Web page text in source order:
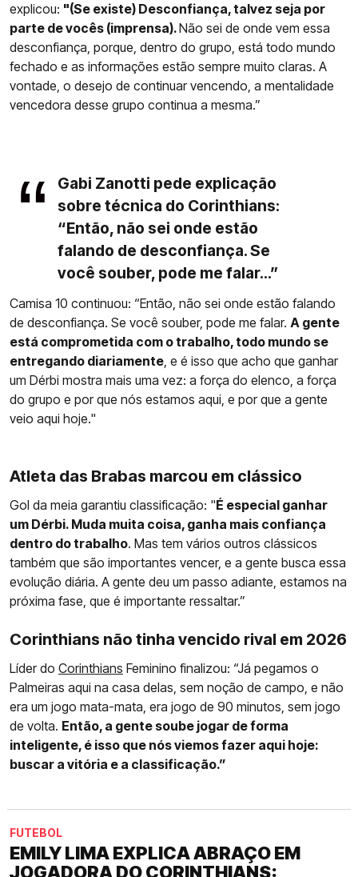
explicou: "(Se existe) Desconfiança, talvez seja por
parte de vocês (imprensa).Não sei de onde vem essa
desconfiança, porque, dentro do grupo, está todo mundo
fechado e as informações estão sempre muito claras. A
vontade, o desejo de continuar vencendo, a mentalidade
vencedora desse grupo continua a mesma.”
Gabi Zanotti pede explicação
sobre técnica do Corinthians:
“Então, não sei onde estão
falando de desconfiança. Se
você souber, pode me falar...”
Camisa 10 continuou: “Então, não sei onde estão falando
de desconfiança. Se você souber, pode me falar. A gente
está comprometida com o trabalho, todo mundo se
entregando diariamente, e é isso que acho que ganhar
um Dérbi mostra mais uma vez: a força do elenco, a força
do grupo e por que nós estamos aqui, e por que a gente
veio aqui hoje."
Atleta das Brabas marcou em clássico
Gol da meia garantiu classificação: "É especial ganhar
um Dérbi. Muda muita coisa, ganha mais confiança
dentro do trabalho. Mas tem vários outros clássicos
também que são importantes vencer, e a gente busca essa
evolução diária. A gente deu um passo adiante, estamos na
próxima fase, que é importante ressaltar.”
Corinthians não tinha vencido rival em 2026
Líder do Corinthians Feminino finalizou: “Já pegamos o
Palmeiras aqui na casa delas, sem noção de campo, e não
era um jogo mata-mata, era jogo de 90 minutos, sem jogo
de volta. Então, a gente soube jogar de forma
inteligente, é isso que nós viemos fazer aqui hoje:
buscar a vitória e a classificação.”
FUTEBOL
EMILY LIMA EXPLICA ABRAÇO EM
JOGADORA DO CORINTHIANS: